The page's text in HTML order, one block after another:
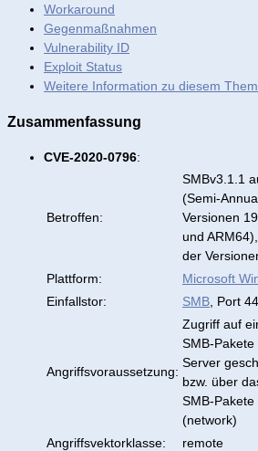
Workaround
Gegenmaßnahmen
Vulnerability ID
Exploit Status
Weitere Information zu diesem
Zusammenfassung
CVE-2020-0796:
Betroffen:
SMBv3.1.1
(Semi-
Versionen
und
der
Plattform:
Microsoft
Einfallstor:
SMB , Port
Angriffsvoraussetzung:
Zugriff auf
SMB-
Server
bzw. über
SMB-
(network)
Angriffsvektorklasse:
remote